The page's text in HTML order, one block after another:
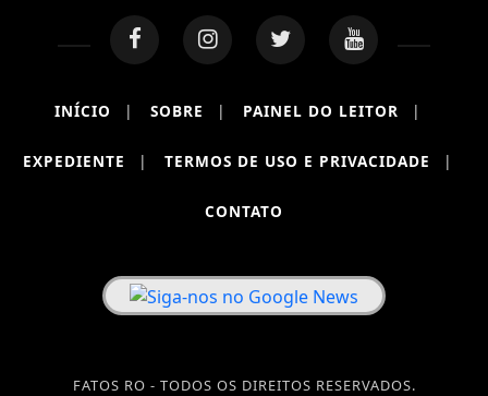
INÍCIO | SOBRE | PAINEL DO LEITOR |
EXPEDIENTE | TERMOS DE USO E PRIVACIDADE |
CONTATO
FATOS RO - TODOS OS DIREITOS RESERVADOS.